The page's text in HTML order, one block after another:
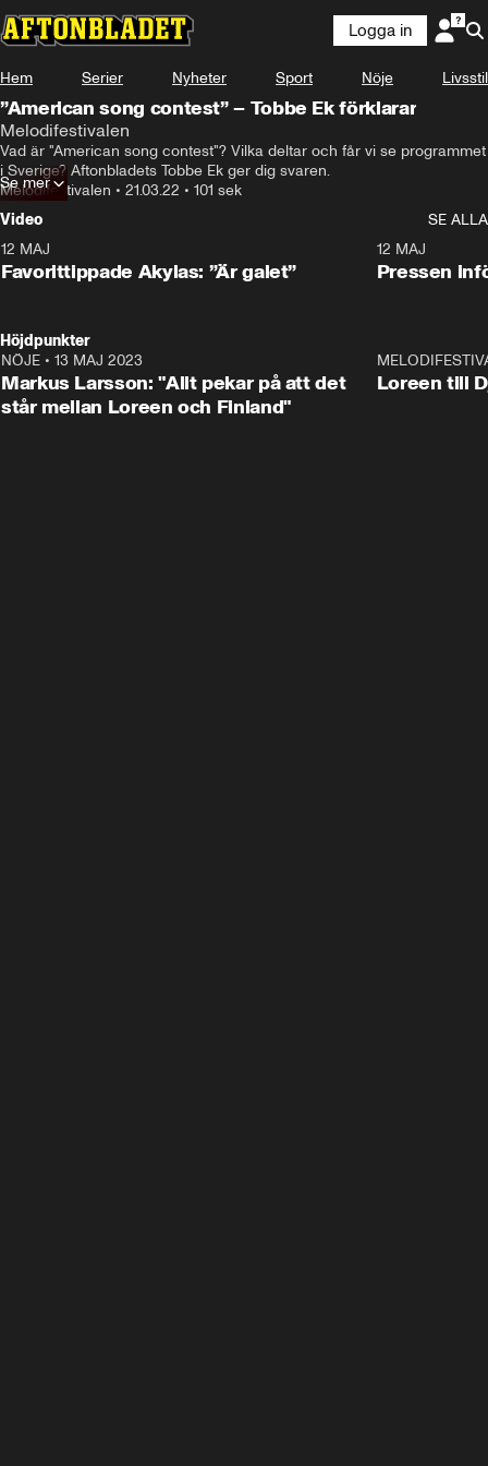
Logga in
Hem Serier Nyheter Sport Nöje Livsstil
”American song contest” – Tobbe Ek förklarar
Melodifestivalen
Vad är "American song contest"? Vilka deltar och får vi se programmet
i Sverige? Aftonbladets Tobbe Ek ger dig svaren.
Melodifestivalen • 21.03.22 • 101 sek
Se mer
Video
SE ALLA
12 MAJ
Favorittippade Akylas: ”Är galet”
12 MAJ
Pressen
Höjdpunkter
NÖJE • 13 MAJ 2023
Markus Larsson: "Allt pekar på att det
står mellan Loreen och Finland"
Loreen till